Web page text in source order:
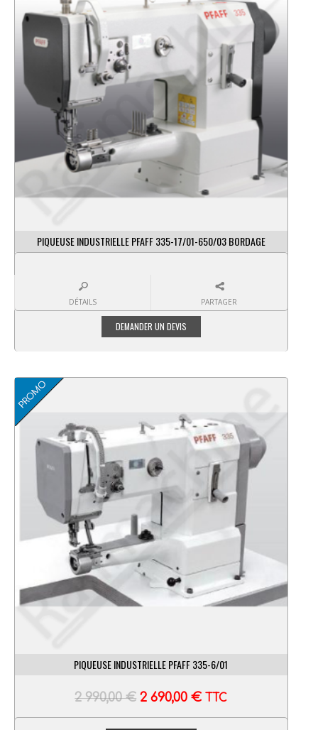
PIQUEUSE INDUSTRIELLE PFAFF 335-17/01-650/03 BORDAGE
DÉTAILS PARTAGER
PIQUEUSE INDUSTRIELLE PFAFF 335-6/01
2 990,00€ 2 690,00€ TTC